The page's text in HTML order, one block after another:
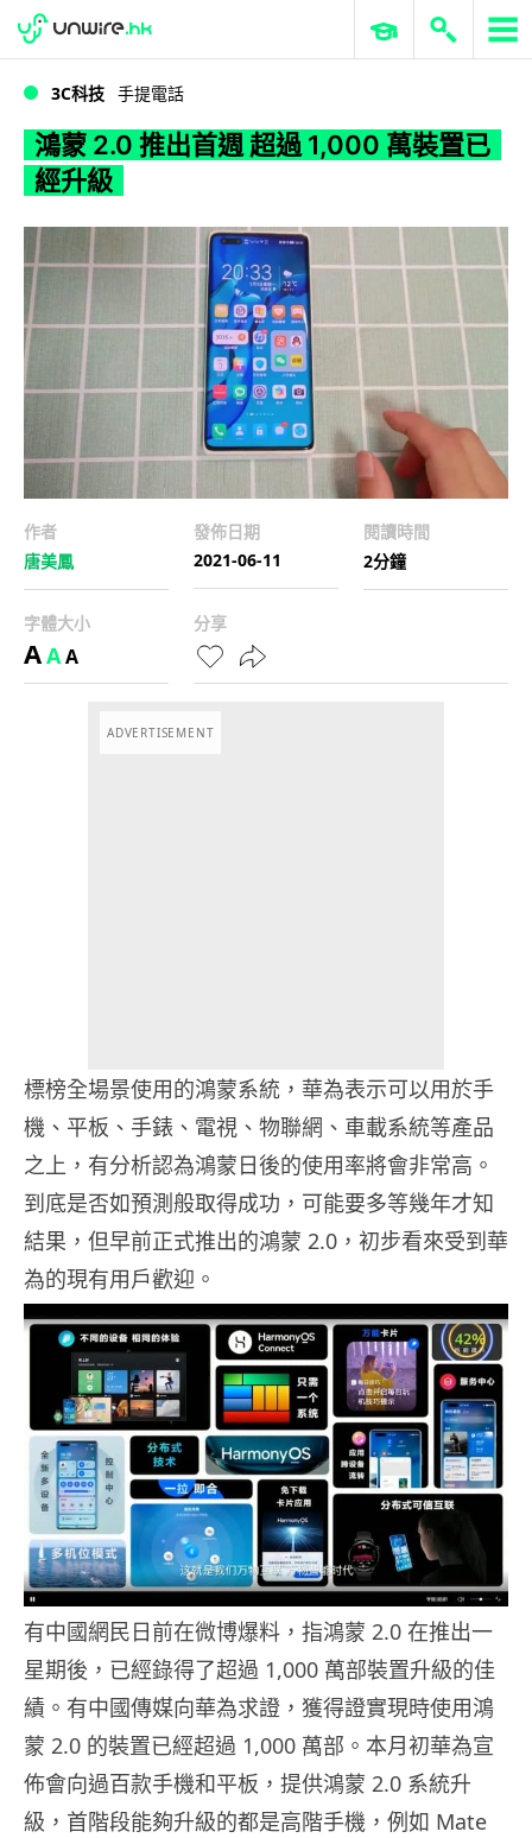
鴻蒙 2.0 推出首週 超過 1,000 萬裝置已經升級
WWDC 2026 ERP 與商業 AI
3C科技 手提電話
鴻蒙 2.0 推出首週 超過 1,000 萬裝置已
經升級
作者
唐美鳳
發佈日期
2021-06-11
閱讀時間
2分鐘
字體大小
AAA
分享
ADVERTISEMENT
標榜全場景使用的鴻蒙系統，華為表示可以用於手
機、平板、手錶、電視、物聯網、車載系統等產品
之上，有分析認為鴻蒙日後的使用率將會非常高。
到底是否如預測般取得成功，可能要多等幾年才知
結果，但早前正式推出的鴻蒙 2.0，初步看來受到華
為的現有用戶歡迎。
有中國網民日前在微博爆料，指鴻蒙 2.0 在推出一
星期後，已經錄得了超過 1,000 萬部裝置升級的佳
績。有中國傳媒向華為求證，獲得證實現時使用鴻
蒙 2.0 的裝置已經超過 1,000 萬部。本月初華為宣
佈會向過百款手機和平板，提供鴻蒙 2.0 系統升
級，首階段能夠升級的都是高階手機，例如 Mate